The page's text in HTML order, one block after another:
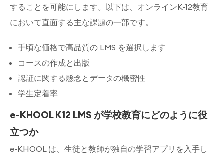
することを可能にします。以下は、オンラインK-12教育
において直面する主な課題の一部です。
手頃な価格で高品質の LMS を選択します
コースの作成と出版
認証に関する懸念とデータの機密性
学生定着率
e-KHOOL K12 LMS が学校教育にどのように役
立つか
e-KHOOL は、生徒と教師が独自の学習アプリを入手し